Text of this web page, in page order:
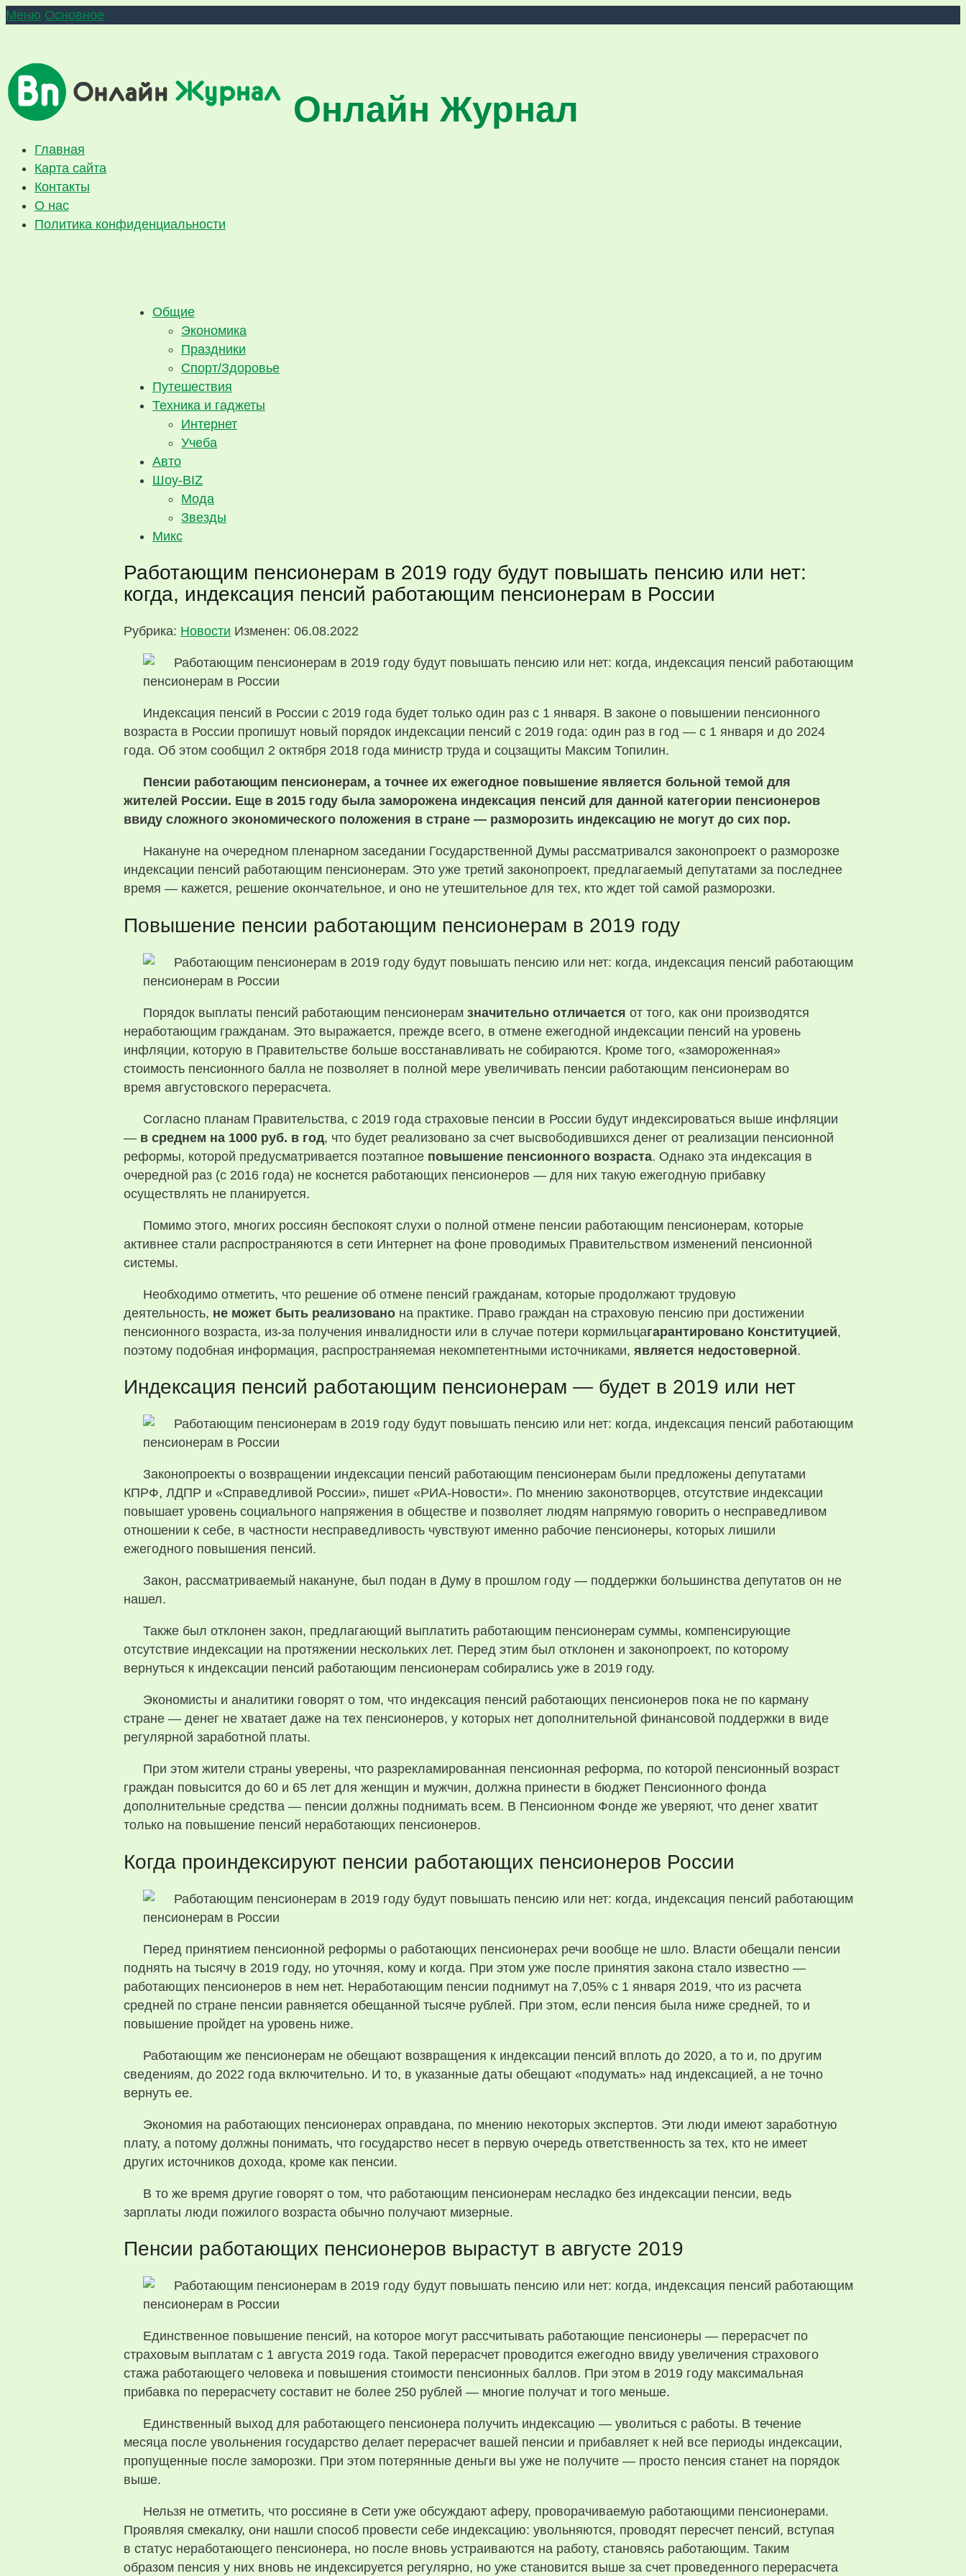
Меню Основное
Онлайн Журнал
Главная
Карта сайта
Контакты
О нас
Политика конфиденциальности
Общие
Экономика
Праздники
Спорт/Здоровье
Путешествия
Техника и гаджеты
Интернет
Учеба
Авто
Шоу-BIZ
Мода
Звезды
Микс
Работающим пенсионерам в 2019 году будут повышать пенсию или нет:
когда, индексация пенсий работающим пенсионерам в России
Рубрика: Новости Изменен: 06.08.2022
Индексация пенсий в России с 2019 года будет только один раз с 1 января. В законе о повышении пенсионного
возраста в России пропишут новый порядок индексации пенсий с 2019 года: один раз в год — с 1 января и до 2024
года. Об этом сообщил 2 октября 2018 года министр труда и соцзащиты Максим Топилин.
Пенсии работающим пенсионерам, а точнее их ежегодное повышение является больной темой для
жителей России. Еще в 2015 году была заморожена индексация пенсий для данной категории пенсионеров
ввиду сложного экономического положения в стране — разморозить индексацию не могут до сих пор.
Накануне на очередном пленарном заседании Государственной Думы рассматривался законопроект о разморозке
индексации пенсий работающим пенсионерам. Это уже третий законопроект, предлагаемый депутатами за последнее
время — кажется, решение окончательное, и оно не утешительное для тех, кто ждет той самой разморозки.
Повышение пенсии работающим пенсионерам в 2019 году
Порядок выплаты пенсий работающим пенсионерам значительно отличается от того, как они производятся
неработающим гражданам. Это выражается, прежде всего, в отмене ежегодной индексации пенсий на уровень
инфляции, которую в Правительстве больше восстанавливать не собираются. Кроме того, «замороженная»
стоимость пенсионного балла не позволяет в полной мере увеличивать пенсии работающим пенсионерам во
время августовского перерасчета.
Согласно планам Правительства, с 2019 года страховые пенсии в России будут индексироваться выше инфляции
— в среднем на 1000 руб. в год, что будет реализовано за счет высвободившихся денег от реализации пенсионной
реформы, которой предусматривается поэтапное повышение пенсионного возраста. Однако эта индексация в
очередной раз (с 2016 года) не коснется работающих пенсионеров — для них такую ежегодную прибавку
осуществлять не планируется.
Помимо этого, многих россиян беспокоят слухи о полной отмене пенсии работающим пенсионерам, которые
активнее стали распространяются в сети Интернет на фоне проводимых Правительством изменений пенсионной
системы.
Необходимо отметить, что решение об отмене пенсий гражданам, которые продолжают трудовую
деятельность, не может быть реализовано на практике. Право граждан на страховую пенсию при достижении
пенсионного возраста, из-за получения инвалидности или в случае потери кормильцагарантировано Конституцией,
поэтому подобная информация, распространяемая некомпетентными источниками, является недостоверной.
Индексация пенсий работающим пенсионерам — будет в 2019 или нет
Законопроекты о возвращении индексации пенсий работающим пенсионерам были предложены депутатами
КПРФ, ЛДПР и «Справедливой России», пишет «РИА-Новости». По мнению законотворцев, отсутствие индексации
повышает уровень социального напряжения в обществе и позволяет людям напрямую говорить о несправедливом
отношении к себе, в частности несправедливость чувствуют именно рабочие пенсионеры, которых лишили
ежегодного повышения пенсий.
Закон, рассматриваемый накануне, был подан в Думу в прошлом году — поддержки большинства депутатов он не
нашел.
Также был отклонен закон, предлагающий выплатить работающим пенсионерам суммы, компенсирующие
отсутствие индексации на протяжении нескольких лет. Перед этим был отклонен и законопроект, по которому
вернуться к индексации пенсий работающим пенсионерам собирались уже в 2019 году.
Экономисты и аналитики говорят о том, что индексация пенсий работающих пенсионеров пока не по карману
стране — денег не хватает даже на тех пенсионеров, у которых нет дополнительной финансовой поддержки в виде
регулярной заработной платы.
При этом жители страны уверены, что разрекламированная пенсионная реформа, по которой пенсионный возраст
граждан повысится до 60 и 65 лет для женщин и мужчин, должна принести в бюджет Пенсионного фонда
дополнительные средства — пенсии должны поднимать всем. В Пенсионном Фонде же уверяют, что денег хватит
только на повышение пенсий неработающих пенсионеров.
Когда проиндексируют пенсии работающих пенсионеров России
Перед принятием пенсионной реформы о работающих пенсионерах речи вообще не шло. Власти обещали пенсии
поднять на тысячу в 2019 году, но уточняя, кому и когда. При этом уже после принятия закона стало известно —
работающих пенсионеров в нем нет. Неработающим пенсии поднимут на 7,05% с 1 января 2019, что из расчета
средней по стране пенсии равняется обещанной тысяче рублей. При этом, если пенсия была ниже средней, то и
повышение пройдет на уровень ниже.
Работающим же пенсионерам не обещают возвращения к индексации пенсий вплоть до 2020, а то и, по другим
сведениям, до 2022 года включительно. И то, в указанные даты обещают «подумать» над индексацией, а не точно
вернуть ее.
Экономия на работающих пенсионерах оправдана, по мнению некоторых экспертов. Эти люди имеют заработную
плату, а потому должны понимать, что государство несет в первую очередь ответственность за тех, кто не имеет
других источников дохода, кроме как пенсии.
В то же время другие говорят о том, что работающим пенсионерам несладко без индексации пенсии, ведь
зарплаты люди пожилого возраста обычно получают мизерные.
Пенсии работающих пенсионеров вырастут в августе 2019
Единственное повышение пенсий, на которое могут рассчитывать работающие пенсионеры — перерасчет по
страховым выплатам с 1 августа 2019 года. Такой перерасчет проводится ежегодно ввиду увеличения страхового
стажа работающего человека и повышения стоимости пенсионных баллов. При этом в 2019 году максимальная
прибавка по перерасчету составит не более 250 рублей — многие получат и того меньше.
Единственный выход для работающего пенсионера получить индексацию — уволиться с работы. В течение
месяца после увольнения государство делает перерасчет вашей пенсии и прибавляет к ней все периоды индексации,
пропущенные после заморозки. При этом потерянные деньги вы уже не получите — просто пенсия станет на порядок
выше.
Нельзя не отметить, что россияне в Сети уже обсуждают аферу, проворачиваемую работающими пенсионерами.
Проявляя смекалку, они нашли способ провести себе индексацию: увольняются, проводят пересчет пенсий, вступая
в статус неработающего пенсионера, но после вновь устраиваются на работу, становясь работающим. Таким
образом пенсия у них вновь не индексируется регулярно, но уже становится выше за счет проведенного перерасчета